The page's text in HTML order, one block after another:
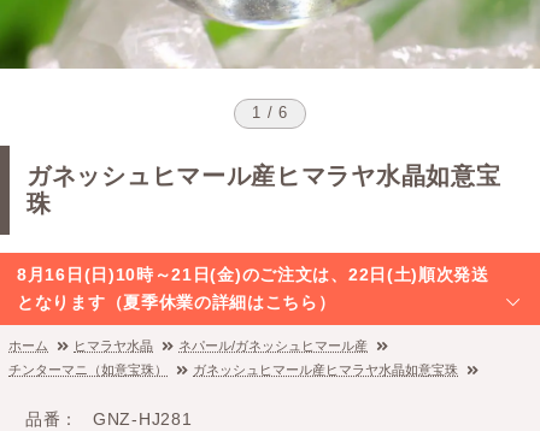
1 / 6
ガネッシュヒマール産ヒマラヤ水晶如意宝
珠
8月16日(日)10時～21日(金)のご注文は、22日(土)順次発送
となります（夏季休業の詳細はこちら）
ホーム ヒマラヤ水晶
ネパール/ガネッシュヒマール産
チンターマニ（如意宝珠）
ガネッシュヒマール産ヒマラヤ水晶如意宝珠
品番
GNZ-HJ281